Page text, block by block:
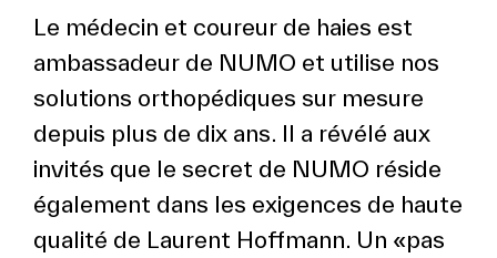
Le médecin et coureur de haies est
ambassadeur de NUMO et utilise nos
solutions orthopédiques sur mesure
depuis plus de dix ans. Il a révélé aux
invités que le secret de NUMO réside
également dans les exigences de haute
qualité de Laurent Hoffmann. Un «pas